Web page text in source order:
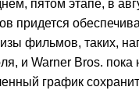
пятом этапе, в
придется
фильмов, таких,
и Warner Bros.
график